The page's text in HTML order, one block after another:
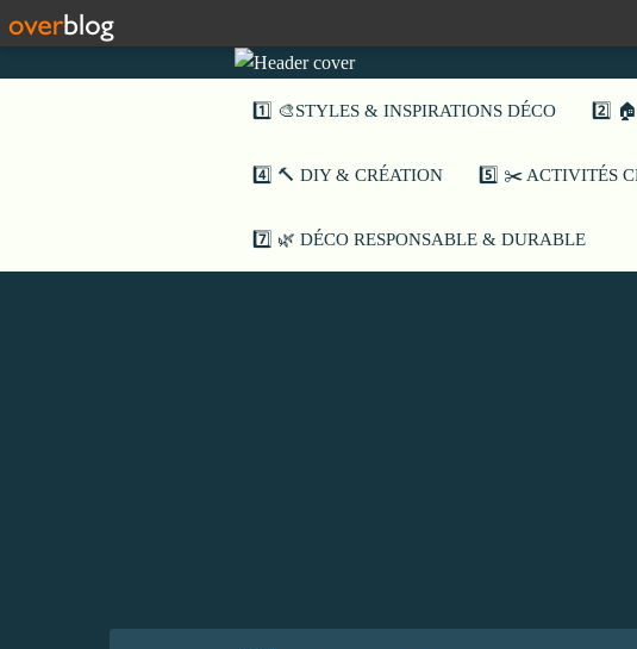
1️⃣ 🎨STYLES & INSPIRATIONS DÉCO 2️⃣
4️⃣ 🔨 DIY & CRÉATION 5️⃣ ✂️ ACTIVITÉS
7️⃣ 🌿 DÉCO RESPONSABLE & DURABLE